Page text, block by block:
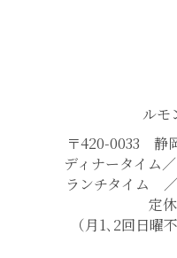
ルモ
〒420-0033 静
ディナータイム
ランチタイム
定
（月1､2回日曜